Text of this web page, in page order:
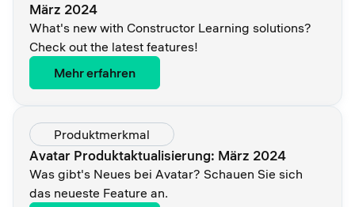
März 2024
What's new with Constructor Learning solutions?
Check out the latest features!
Mehr erfahren
Produktmerkmal
Avatar Produktaktualisierung: März 2024
Was gibt's Neues bei Avatar? Schauen Sie sich
das neueste Feature an.